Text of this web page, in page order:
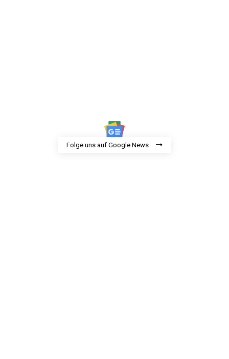
Folge uns auf Google News